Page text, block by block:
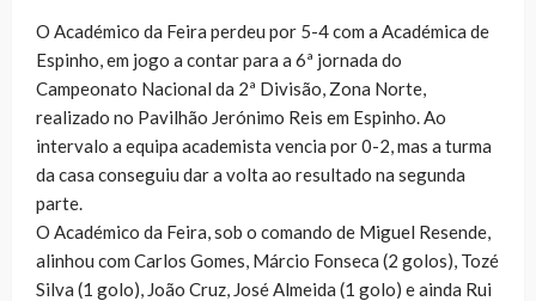
O Académico da Feira perdeu por 5-4 com a Académica de
Espinho, em jogo a contar para a 6ª jornada do
Campeonato Nacional da 2ª Divisão, Zona Norte,
realizado no Pavilhão Jerónimo Reis em Espinho. Ao
intervalo a equipa academista vencia por 0-2, mas a turma
da casa conseguiu dar a volta ao resultado na segunda
parte.
O Académico da Feira, sob o comando de Miguel Resende,
alinhou com Carlos Gomes, Márcio Fonseca (2 golos), Tozé
Silva (1 golo), João Cruz, José Almeida (1 golo) e ainda Rui